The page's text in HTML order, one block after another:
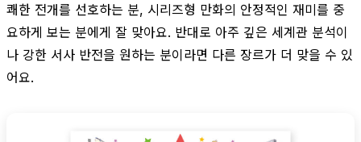
쾌한 전개를 선호하는 분, 시리즈형 만화의 안정적인 재미를 중
요하게 보는 분에게 잘 맞아요. 반대로 아주 깊은 세계관 분석이
나 강한 서사 반전을 원하는 분이라면 다른 장르가 더 맞을 수 있
어요.